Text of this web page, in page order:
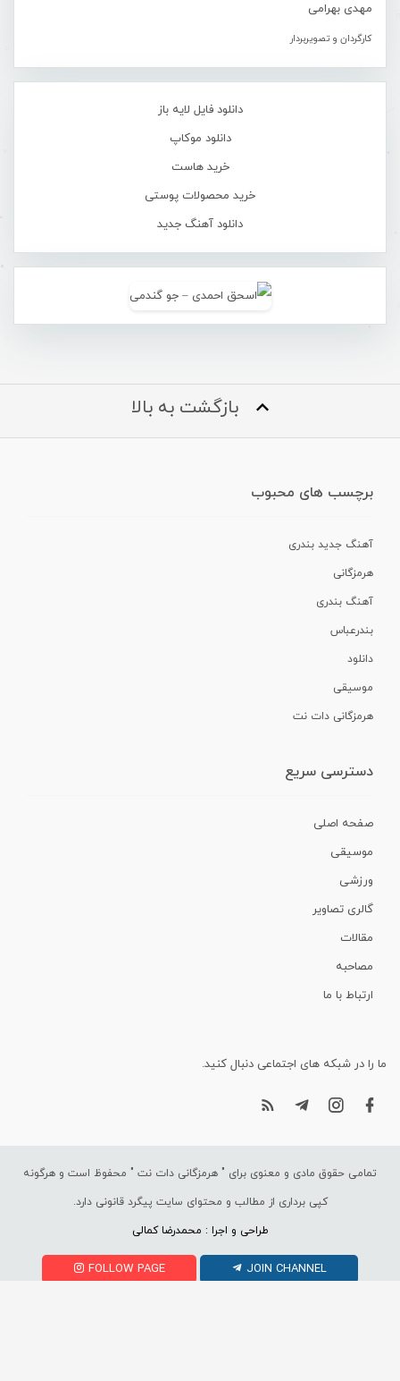
مهدی بهرامی
کارگردان و تصویربردار
دانلود فایل لایه باز
دانلود موکاپ
خرید هاست
خرید محصولات پوستی
دانلود آهنگ جدید
بازگشت به بالا
برچسب های محبوب
آهنگ جدید بندری
هرمزگانی
آهنگ بندری
بندرعباس
دانلود
موسیقی
هرمزگانی دات نت
دسترسی سریع
صفحه اصلی
موسیقی
ورزشی
گالری تصاویر
مقالات
مصاحبه
ارتباط با ما
ما را در شبکه های اجتماعی دنبال کنید.
تمامی حقوق مادی و معنوی برای " هرمزگانی دات نت " محفوظ است و هرگونه
کپی برداری از مطالب و محتوای سایت پیگرد قانونی دارد.
طراحی و اجرا : محمدرضا کمالی
FOLLOW PAGE JOIN CHANNEL